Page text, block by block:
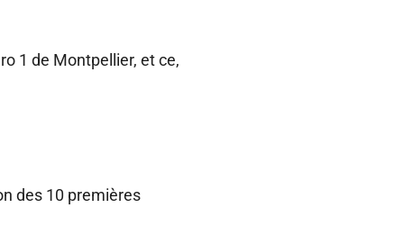
1 de Montpellier, et ce,
des 10 premières